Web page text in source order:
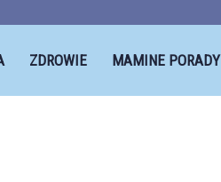
ZDROWIE MAMINE PORADY